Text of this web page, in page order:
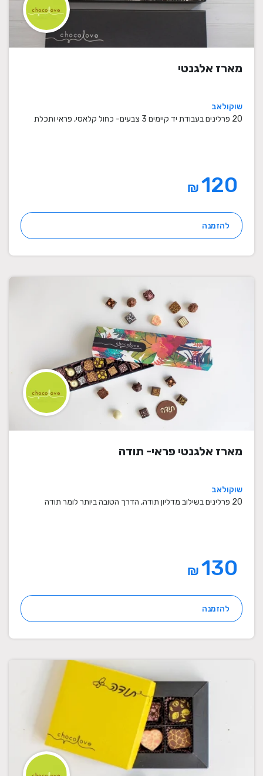
מארז אלגנטי
שוקולאב
20 פרלינים בעבודת יד קיימים 3 צבעים- כחול קלאסי, פראי ותכלת
₪
להזמנה
מארז אלגנטי פראי- תודה
שוקולאב
20 פרלינים בשילוב מדליון תודה, הדרך הטובה ביותר לומר תודה
₪
להזמנה